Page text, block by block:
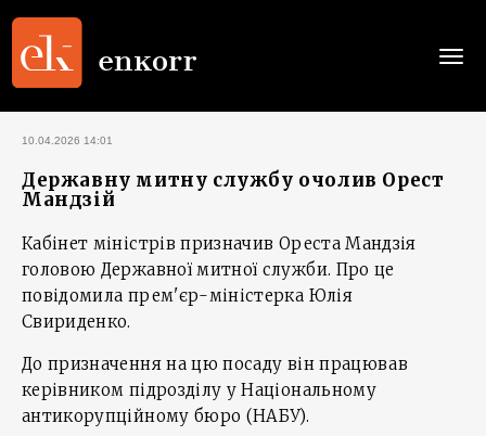
10.04.2026 14:01
Державну митну службу очолив Орест
Мандзій
Кабінет міністрів призначив Ореста Мандзія
головою Державної митної служби. Про це
повідомила прем'єр-міністерка Юлія
Свириденко.
До призначення на цю посаду він працював
керівником підрозділу у Національному
антикорупційному бюро (НАБУ).